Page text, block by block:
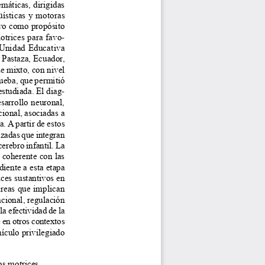
dirigidas
y motoras
como propósito
para favo-
Educativa
Ecuador,
mixto, con nivel
que permitió
El diag-
neuronal,
asociadas a
A partir de estos
que integran
infantil. La
con las
a esta etapa
sustantivos en
que implican
regulación
efectividad de la
otros contextos
privilegiado
motrices